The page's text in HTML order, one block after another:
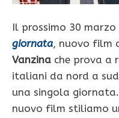
Il prossimo 30 marzo
giornata, nuovo film
Vanzina che prova a
italiani da nord a
una singola
nuovo film stiliamo